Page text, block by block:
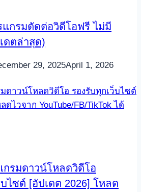
กรมตัดต่อวิดีโอฟรี ไม่มี
ดตล่าสุด)
29, 2025April 1, 2026
กรมดาวน์โหลดวิดีโอ
บไซต์ [อัปเดต 2026] โหลด